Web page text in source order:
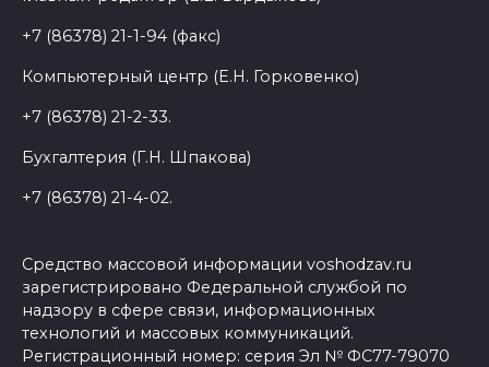
+7 (86378) 21-1-94 (факс)
Компьютерный центр (Е.Н. Горковенко)
+7 (86378) 21-2-33.
Бухгалтерия (Г.Н. Шпакова)
+7 (86378) 21-4-02.
Средство массовой информации voshodzav.ru
зарегистрировано Федеральной службой по
надзору в сфере связи, информационных
технологий и массовых коммуникаций.
Регистрационный номер: серия Эл № ФС77-79070